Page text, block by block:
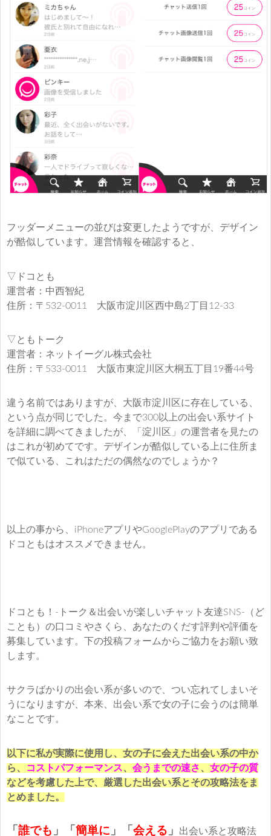
フッダーメニューの並びは変更したようですが、デザイン
が酷似しています。運営情報を確認すると、
▽ドコとも
運営者：中西智紀
住所：〒532-0011 大阪市淀川区西中島2丁目12-33
▽ともトーク
運営者：ネットイーグル株式会社
住所：〒533-0011 大阪市東淀川区大桐五丁目19番44号
違う名前ではありますが、大阪市淀川区に存在している、
という点が同じでした。今まで300以上の出会い系サイト
を詳細に調べてきましたが、「淀川区」の運営者を見たの
はこれが初めてです。デザインが酷似している上に住所ま
で似ている、これはただの偶然なのでしょうか？
以上の事から、iPhoneアプリやGooglePlayのアプリである
ドコともはオススメできません。
ドコとも！-トーク＆出会いが楽しいチャット友達SNS-（ど
ことも）の口コミやさくら、あなたのくだす評判や評価を
募集しています。下の投稿フォームからご協力をお願い致
します。
サクラばかりの出会い系が多いので、つい忘れてしまいそ
うになりますが、本来、出会い系で女の子に会うのは簡単
なことです。
以下に私が実際に使用し、女の子に会えた出会い系の中か
ら、
コストパフォーマンス、 会うまでの速さ、 女の子の質
などを考慮した上で、厳選した出会い系とその攻略法をま
とめました。
「 誰でも 」「 簡単に 」 「 会える 」 出会い系と攻略法